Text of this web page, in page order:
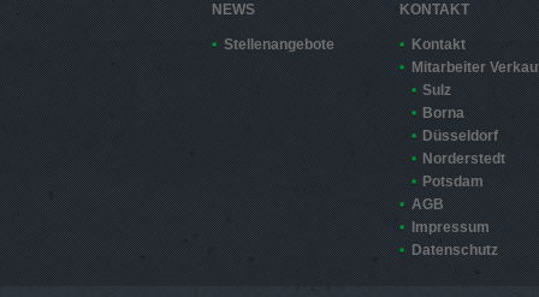
NEWS
Stellenangebote
KONTAKT
Kontakt
Mitarbeiter
Sulz
Borna
Düsseldorf
Norderstedt
Potsdam
AGB
Impressum
Datenschutz